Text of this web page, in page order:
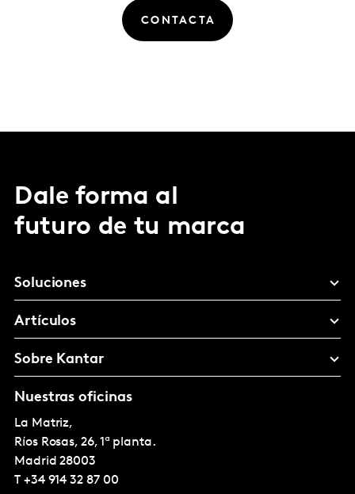
CONTACTA
Dale forma al
futuro de tu marca
Soluciones
Artículos
Sobre Kantar
Nuestras oficinas
La Matriz,
Ríos Rosas, 26, 1ª planta.
Madrid 28003
T +34 914 32 87 00